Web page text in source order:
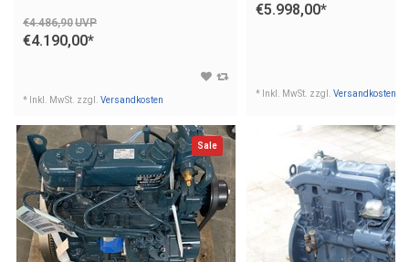
€4.486,90UVP
€4.190,00*
* Inkl. MwSt. zzgl. Versandkosten
€5.998,00*
* Inkl. MwSt. zzgl. Versandkosten
Sale